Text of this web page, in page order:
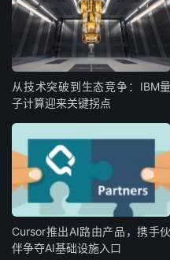
从技术突破到生态竞争：IBM量
子计算迎来关键拐点
Cursor推出AI路由产品，携手伙
伴争夺AI基础设施入口